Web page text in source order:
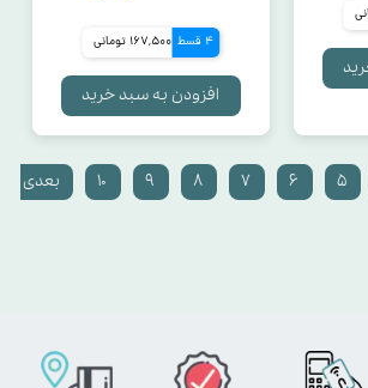
4 قسط 167,500 تومانی
افزودن به سبد خرید
۵ ۶ ۷ ۸ ۹ ۱۰ بعدی